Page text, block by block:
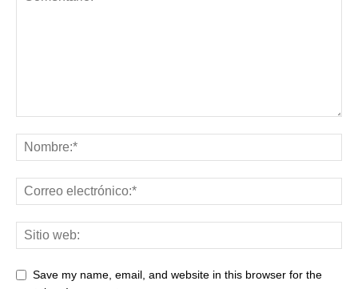
Save my name, email, and website in this browser for the